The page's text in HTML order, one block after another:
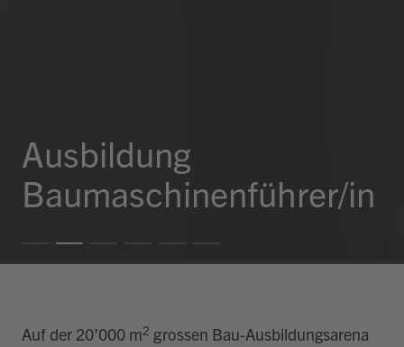
Ausbildung
Baumaschinen­führer/in
Auf der 20’000 m2 grossen Bau-Ausbildungsarena